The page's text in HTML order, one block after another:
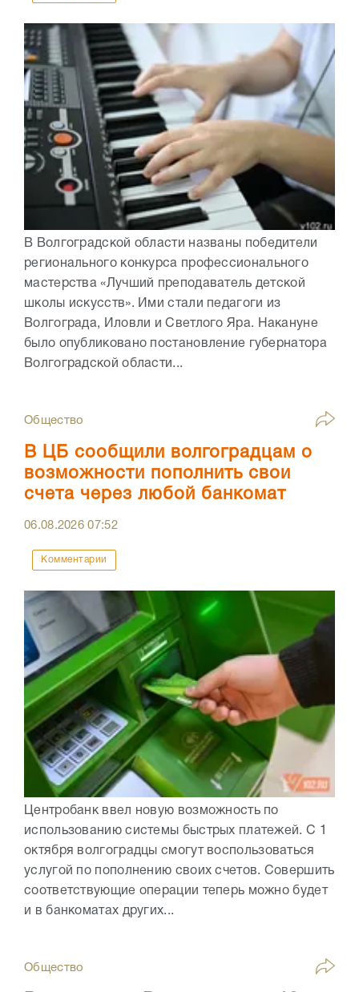
В Волгоградской области названы победители
регионального конкурса профессионального
мастерства «Лучший преподаватель детской
школы искусств». Ими стали педагоги из
Волгограда, Иловли и Светлого Яра. Накануне
было опубликовано постановление губернатора
Волгоградской области...
Общество
В ЦБ сообщили волгоградцам о
возможности пополнить свои
счета через любой банкомат
06.08.202607:52
Комментарии
Центробанк ввел новую возможность по
использованию системы быстрых платежей. С 1
октября волгоградцы смогут воспользоваться
услугой по пополнению своих счетов. Совершить
соответствующие операции теперь можно будет
и в банкоматах других...
Общество